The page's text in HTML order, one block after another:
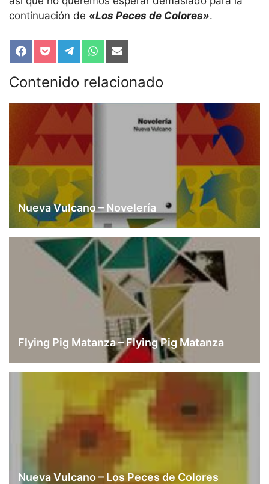
continuación de «Los Peces de Colores».
Compartir
en
Facebook
Compartir
en
Pocket
Compartir
en
Telegram
Compartir
en
WhatsApp
Compartir
en
Email
Contenido relacionado
Nueva Vulcano – Novelería
Flying Pig Matanza – Flying Pig Matanza
Nueva Vulcano – Los Peces de Colores